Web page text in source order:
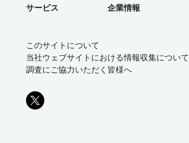
サービス 企業情報
このサイトについて
当社ウェブサイトにおける情報収集について
調査にご協力いただく皆様へ